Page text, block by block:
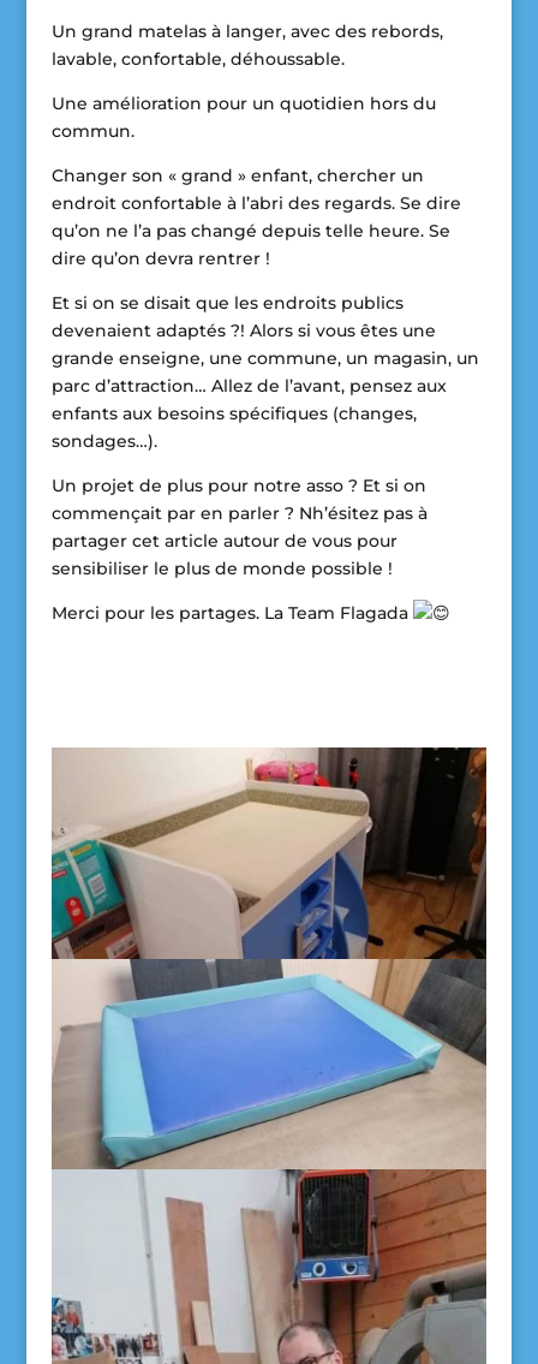
Un grand matelas à langer, avec des rebords,
lavable, confortable, déhoussable.
Une amélioration pour un quotidien hors du
commun.
Changer son « grand » enfant, chercher un
endroit confortable à l’abri des regards. Se dire
qu’on ne l’a pas changé depuis telle heure. Se
dire qu’on devra rentrer !
Et si on se disait que les endroits publics
devenaient adaptés ?! Alors si vous êtes une
grande enseigne, une commune, un magasin, un
parc d’attraction… Allez de l’avant, pensez aux
enfants aux besoins spécifiques (changes,
sondages…).
Un projet de plus pour notre asso ? Et si on
commençait par en parler ? Nh’ésitez pas à
partager cet article autour de vous pour
sensibiliser le plus de monde possible !
Merci pour les partages. La Team Flagada